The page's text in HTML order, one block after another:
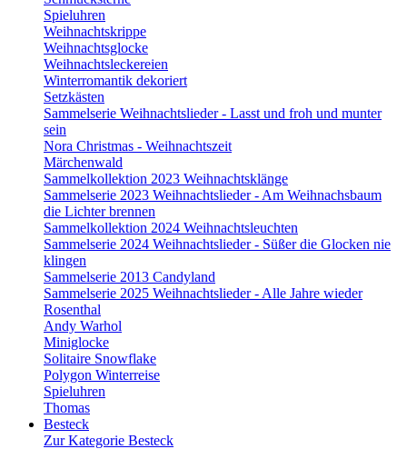
Spieluhren
Weihnachtskrippe
Weihnachtsglocke
Weihnachtsleckereien
Winterromantik dekoriert
Setzkästen
Sammelserie Weihnachtslieder - Lasst und froh und munter
sein
Nora Christmas - Weihnachtszeit
Märchenwald
Sammelkollektion 2023 Weihnachtsklänge
Sammelserie 2023 Weihnachtslieder - Am Weihnachsbaum
die Lichter brennen
Sammelkollektion 2024 Weihnachtsleuchten
Sammelserie 2024 Weihnachtslieder - Süßer die Glocken nie
klingen
Sammelserie 2013 Candyland
Sammelserie 2025 Weihnachtslieder - Alle Jahre wieder
Rosenthal
Andy Warhol
Miniglocke
Solitaire Snowflake
Polygon Winterreise
Spieluhren
Thomas
Besteck
Zur Kategorie Besteck